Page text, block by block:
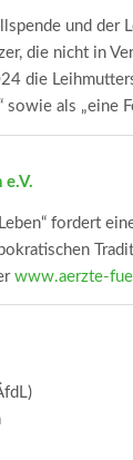
und der
die nicht in
die
als „eine
fordert
www.aerzte-